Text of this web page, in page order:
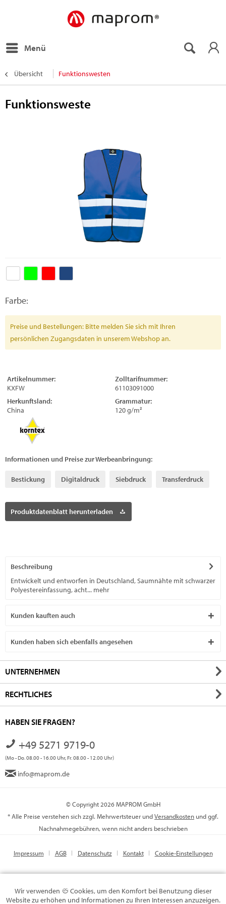
Menü
Übersicht Funktionswesten
Funktionsweste
Farbe:
Preise und Bestellungen: Bitte melden Sie sich mit Ihren
persönlichen Zugangsdaten in unserem Webshop an.
Artikelnummer:
KXFW
Zolltarifnummer:
61103091000
Herkunftsland:
China
Grammatur:
120 g/m²
Informationen und Preise zur Werbeanbringung:
Bestickung Digitaldruck Siebdruck Transferdruck
Produktdatenblatt herunterladen
Beschreibung
Entwickelt und entworfen in Deutschland, Saumnähte mit schwarzer
Polyestereinfassung, acht... mehr
Kunden kauften auch
Kunden haben sich ebenfalls angesehen
UNTERNEHMEN
RECHTLICHES
HABEN SIE FRAGEN?
+49 5271 9719-0
(Mo - Do. 08.00 - 16.00 Uhr, Fr. 08.00 - 12.00 Uhr)
info@maprom.de
© Copyright 2026 MAPROM GmbH
* Alle Preise verstehen sich zzgl. Mehrwertsteuer undVersandkosten und ggf.
Nachnahmegebühren, wenn nicht anders beschrieben
Impressum AGB Datenschutz Kontakt Cookie-Einstellungen
Wir verwenden
Cookies, um den Komfort bei Benutzung dieser
Website zu erhöhen und Informationen zu Ihren Interessen anzuzeigen.